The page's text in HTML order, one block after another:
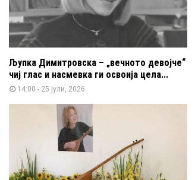
Љупка Димитровска – „вечното девојче“
чиј глас и насмевка ги освоија цела...
14:00 - 25 јули, 2026